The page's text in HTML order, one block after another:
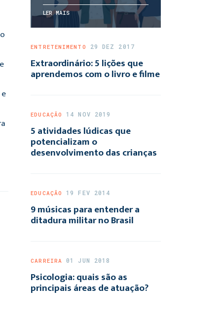
LER MAIS
ENTRETENIMENTO 29 DEZ 2017
Extraordinário: 5 lições que
aprendemos com o livro e filme
EDUCAÇÃO 14 NOV 2019
5 atividades lúdicas que
potencializam o
desenvolvimento das crianças
EDUCAÇÃO 19 FEV 2014
9 músicas para entender a
ditadura militar no Brasil
CARREIRA 01 JUN 2018
Psicologia: quais são as
principais áreas de atuação?